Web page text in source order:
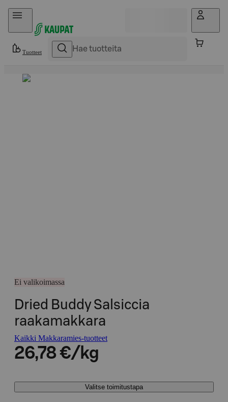
Hyppää sisältöön
Tuotteet
Ei valikoimassa
Dried Buddy Salsiccia
raakamakkara
Kaikki Makkaramies-tuotteet
26,78 €/kg
Valitse toimitustapa